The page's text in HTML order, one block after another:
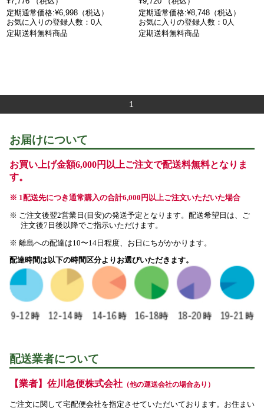
定期通常価格:¥6,998（税込）
お気に入りの登録人数：0人
定期送料無料商品
定期通常価格:¥8,748（税込）
お気に入りの登録人数：0人
定期送料無料商品
1